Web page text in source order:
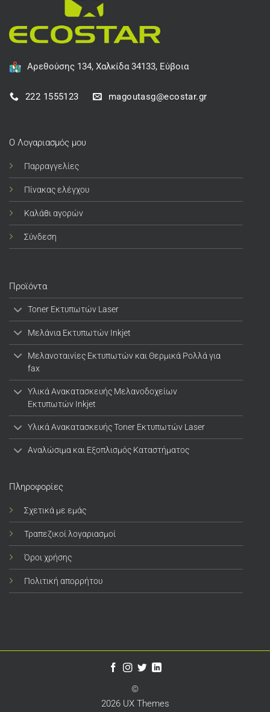
Αρεθούσης 134, Χαλκίδα 34133, Εύβοια
222 1555123 magoutasg@ecostar.gr
Ο Λογαριασμός μου
Παρραγγελίες
Πίνακας ελέγχου
Καλάθι αγορών
Σύνδεση
Προϊόντα
Toner Εκτυπωτών Laser
Μελάνια Εκτυπωτών Inkjet
Μελανοταινίες Εκτυπωτών και Θερμικά Ρολλά για
fax
Υλικά Ανακατασκευής Μελανοδοχείων
Εκτυπωτών Inkjet
Υλικά Ανακατασκευής Toner Εκτυπωτών Laser
Αναλώσιμα και Εξοπλισμός Καταστήματος
Πληροφορίες
Σχετικά με εμάς
Τραπεζικοί λογαριασμοί
Όροι χρήσης
Πολιτική απορρήτου
©
2026 UX Themes